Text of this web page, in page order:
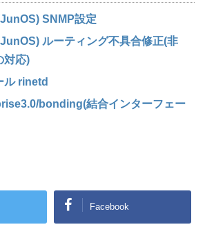
SNMP設定
ルーティング不具合修正(非
対応)
ル rinetd
bonding(結合インターフェー
Facebook